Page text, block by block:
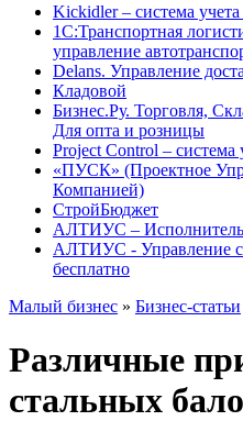
Kickidler – система
1С:Транспортная
управление
Delans. Управление
Кладовой
Бизнес.Ру. Торговля,
Для опта и розницы
Project Сontrol – система
«ПУСК» (Проектное
Компанией)
СтройБюджет
АЛТИУС –
АЛТИУС - Управление
бесплатно
Малый бизнес » Бизнес-статьи
Различные
стальных